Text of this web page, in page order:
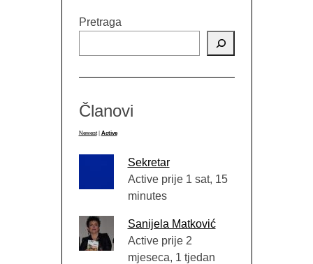
Pretraga
Članovi
Newest Active
Sekretar
Active prije 1 sat, 15
minutes
Sanijela Matković
Active prije 2
mjeseca, 1 tjedan